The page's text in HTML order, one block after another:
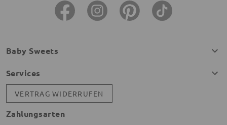
Baby Sweets
Services
VERTRAG WIDERRUFEN
Zahlungsarten